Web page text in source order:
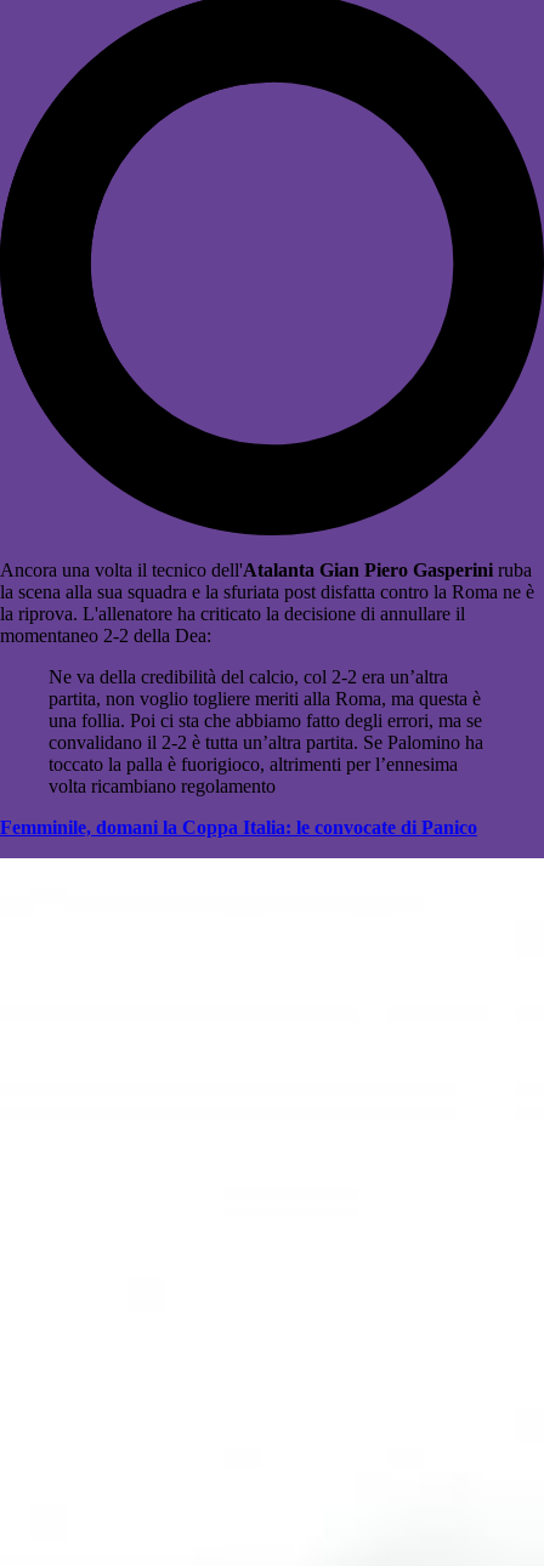
Ancora una volta il tecnico dell'Atalanta Gian Piero Gasperini ruba
la scena alla sua squadra e la sfuriata post disfatta contro la Roma ne è
la riprova. L'allenatore ha criticato la decisione di annullare il
momentaneo 2-2 della Dea:
Ne va della credibilità del calcio, col 2-2 era un’altra
partita, non voglio togliere meriti alla Roma, ma questa è
una follia. Poi ci sta che abbiamo fatto degli errori, ma se
convalidano il 2-2 è tutta un’altra partita. Se Palomino ha
toccato la palla è fuorigioco, altrimenti per l’ennesima
volta ricambiano regolamento
Femminile, domani la Coppa Italia: le convocate di Panico